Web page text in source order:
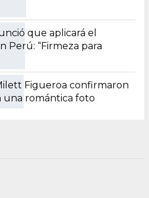
que aplicará el
Perú: “Firmeza para
Figueroa confirmaron
una romántica foto